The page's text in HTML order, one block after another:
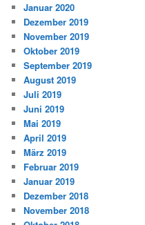
Januar 2020
Dezember 2019
November 2019
Oktober 2019
September 2019
August 2019
Juli 2019
Juni 2019
Mai 2019
April 2019
März 2019
Februar 2019
Januar 2019
Dezember 2018
November 2018